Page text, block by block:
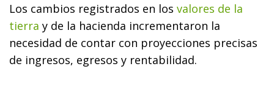
Los cambios registrados en los valores de la
tierra y de la hacienda incrementaron la
necesidad de contar con proyecciones precisas
de ingresos, egresos y rentabilidad.